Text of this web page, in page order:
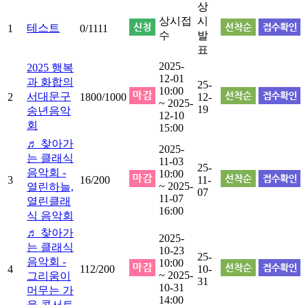
1 테스트 0/1111
상시접
수
상
시
발
표
2
2025 행복
과 화합의
서대문구
송년음악
회
1800/1000
2025-
12-01
10:00
~ 2025-
12-10
15:00
25-
12-
19
3
♬ 찾아가
는 클래식
음악회 -
열린하늘,
열린클래
식 음악회
16/200
2025-
11-03
10:00
~ 2025-
11-07
16:00
25-
11-
07
4
♬ 찾아가
는 클래식
음악회 -
그리움이
머무는 가
112/200
2025-
10-23
10:00
~ 2025-
10-31
14:00
25-
10-
31